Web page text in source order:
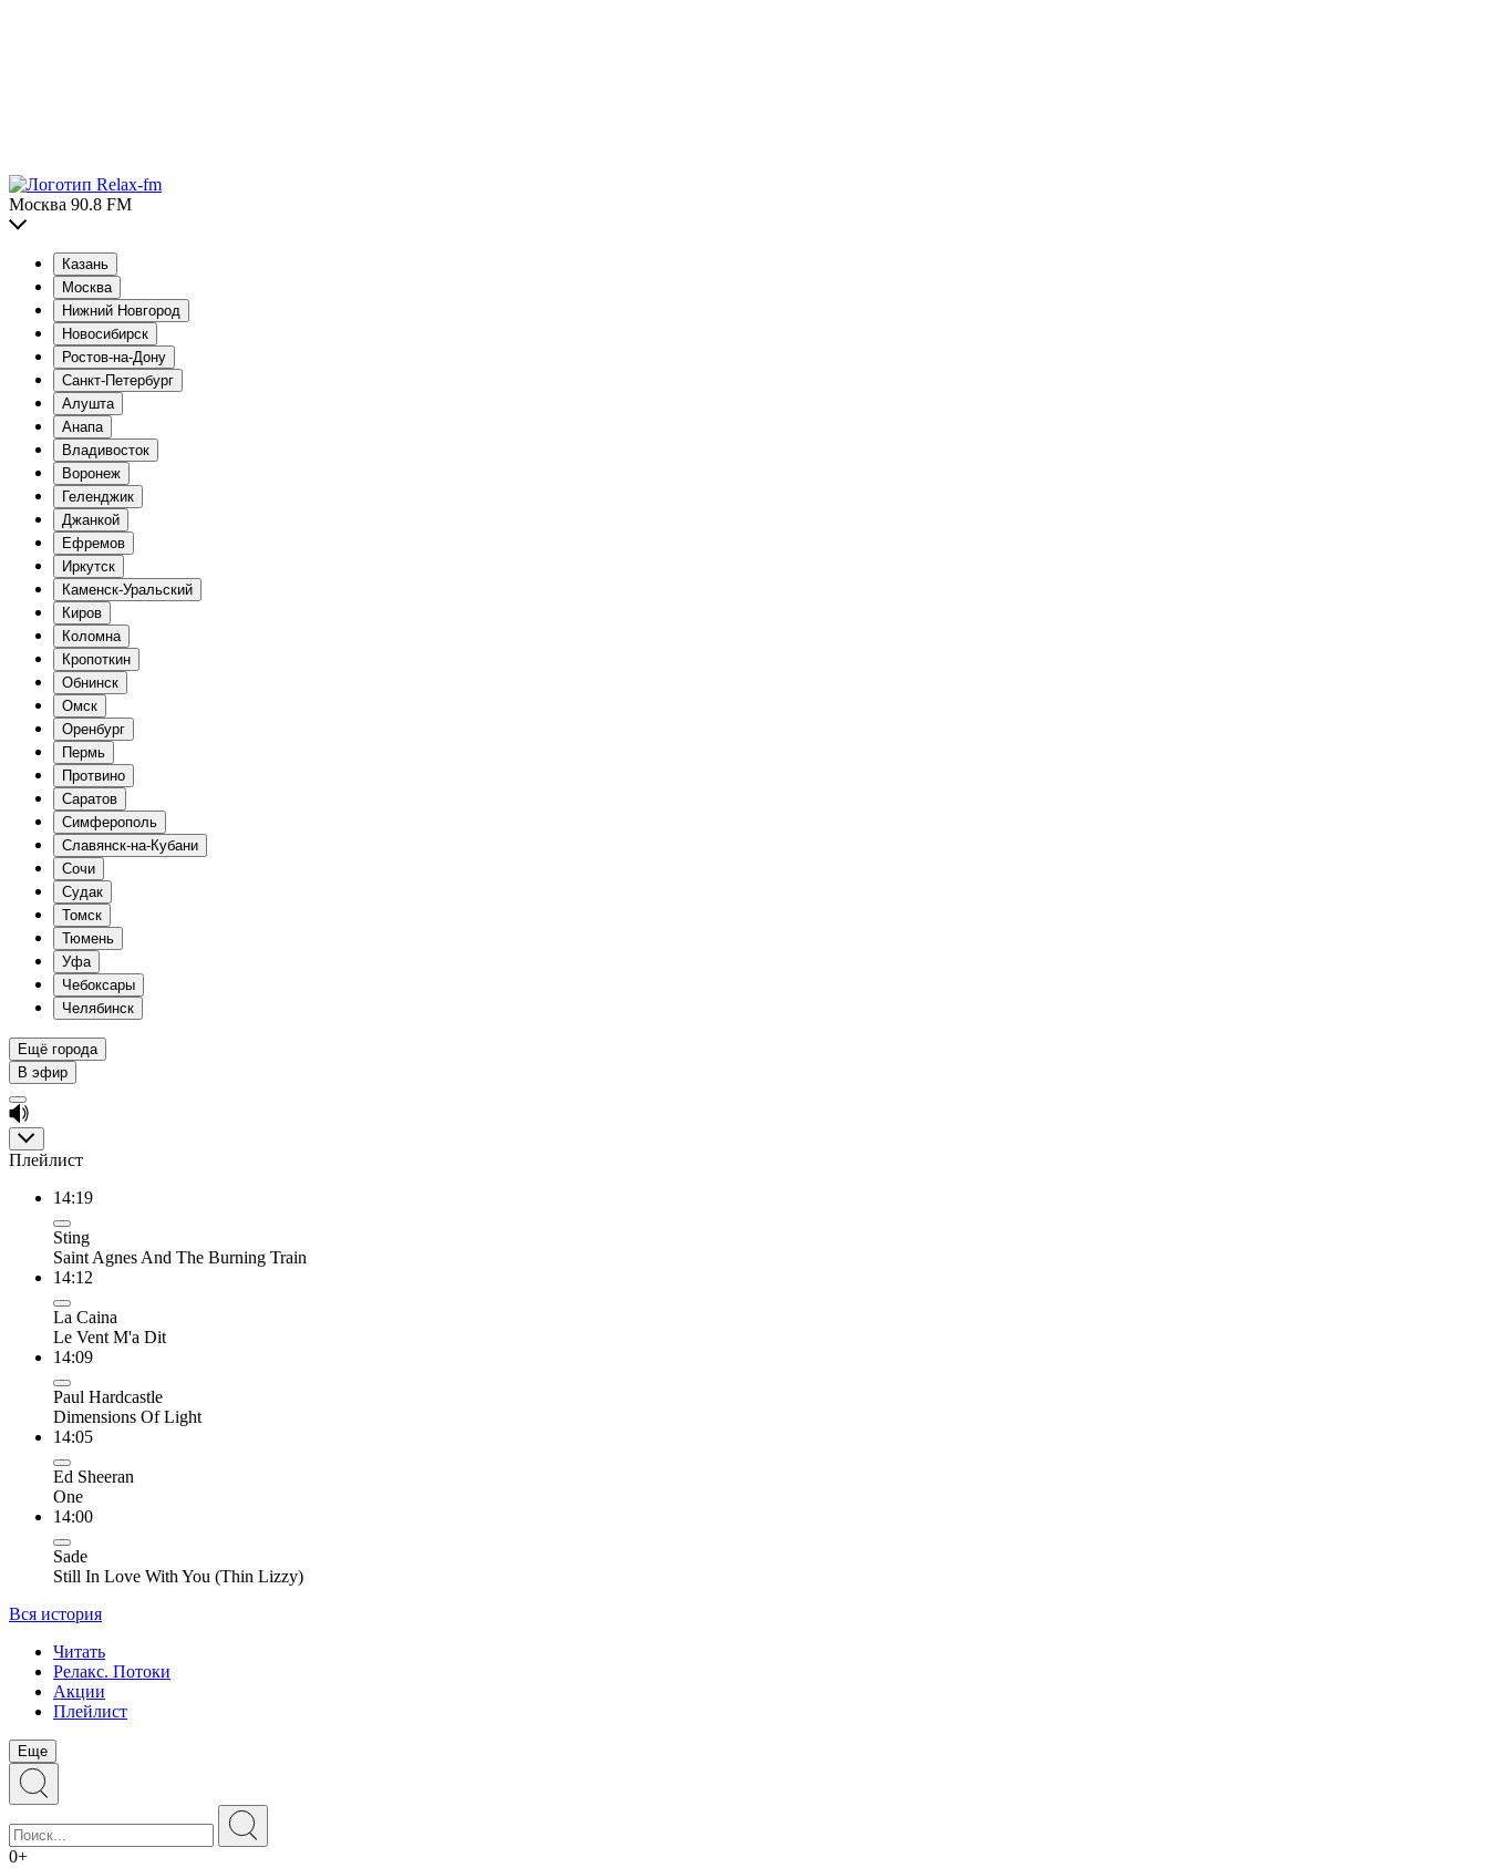
Москва 90.8 FM
Казань
Москва
Нижний Новгород
Новосибирск
Ростов-на-Дону
Санкт-Петербург
Алушта
Анапа
Владивосток
Воронеж
Геленджик
Джанкой
Ефремов
Иркутск
Каменск-Уральский
Киров
Коломна
Кропоткин
Обнинск
Омск
Оренбург
Пермь
Протвино
Саратов
Симферополь
Славянск-на-Кубани
Сочи
Судак
Томск
Тюмень
Уфа
Чебоксары
Челябинск
Ещё города
В эфир
Плейлист
14:19
Sting
Saint Agnes And The Burning Train
14:12
La Caina
Le Vent M'a Dit
14:09
Paul Hardcastle
Dimensions Of Light
14:05
Ed Sheeran
One
14:00
Sade
Still In Love With You (Thin Lizzy)
Вся история
Читать
Релакс. Потоки
Акции
Плейлист
Еще
0+